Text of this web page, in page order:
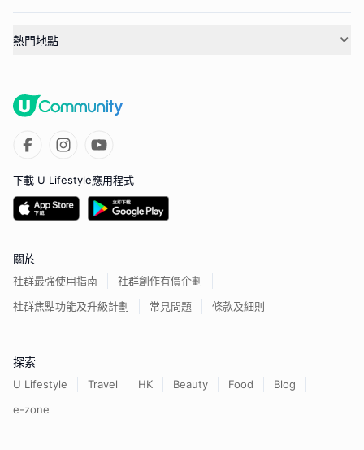
熱門地點
下載 U Lifestyle應用程式
關於
社群最強使用指南
社群創作有價企劃
社群焦點功能及升級計劃
常見問題 條款及細則
探索
U Lifestyle Travel HK Beauty Food
Blog
e-zone